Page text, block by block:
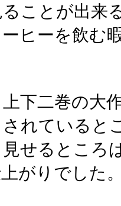
ことが出来
ヒーを飲む
下二巻の大
れていると
せるところ
がりでした